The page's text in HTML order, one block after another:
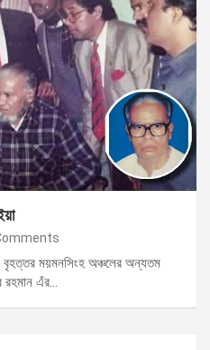
বৃহত্তর ময়মনসিংহ অঞ্চলের অন্যতম
রহমান এঁর…